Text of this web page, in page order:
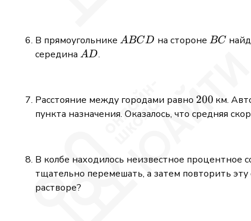
В прямоугольнике ABCD
ABCD на стороне BC
BC
середина AD
AD.
Расстояние между городами равно 200
200 км.
пункта назначения. Оказалось, что средняя
В колбе находилось неизвестное процентное
тщательно перемешать, а затем повторить
растворе?